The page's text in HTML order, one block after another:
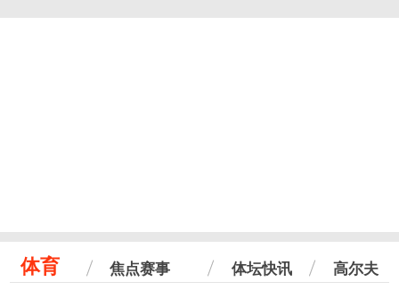
体育 焦点赛事 体坛快讯 高尔夫